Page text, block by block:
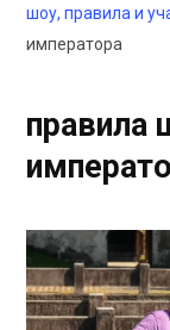
шоу, правила и
императора
правила